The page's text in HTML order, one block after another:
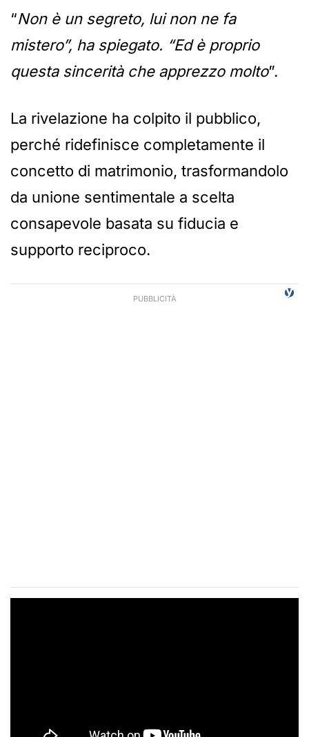
“Non è un segreto, lui non ne fa
mistero”, ha spiegato. “Ed è proprio
questa sincerità che apprezzo molto”.
La rivelazione ha colpito il pubblico,
perché ridefinisce completamente il
concetto di matrimonio, trasformandolo
da unione sentimentale a scelta
consapevole basata su fiducia e
supporto reciproco.